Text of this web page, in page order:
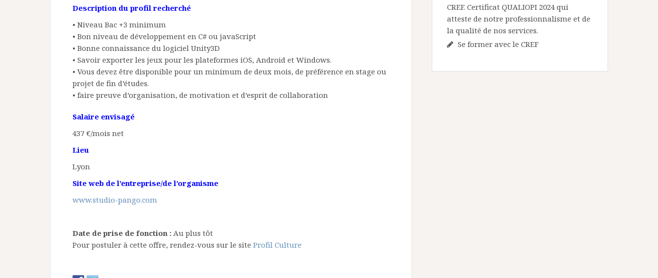
Description du profil recherché
• Niveau Bac +3 minimum
• Bon niveau de développement en C# ou javaScript
• Bonne connaissance du logiciel Unity3D
• Savoir exporter les jeux pour les plateformes iOS, Android et Windows.
• Vous devez être disponible pour un minimum de deux mois, de préférence en stage ou
projet de fin d’études.
• faire preuve d’organisation, de motivation et d’esprit de collaboration
Salaire envisagé
437 €/mois net
Lieu
Lyon
Site web de l’entreprise/de l’organisme
www.studio-pango.com
Date de prise de fonction : Au plus tôt
Pour postuler à cette offre, rendez-vous sur le site Profil Culture
CREF. Certificat QUALIOPI 2024 qui
atteste de notre professionnalisme et de
la qualité de nos services.
Se former avec le CREF